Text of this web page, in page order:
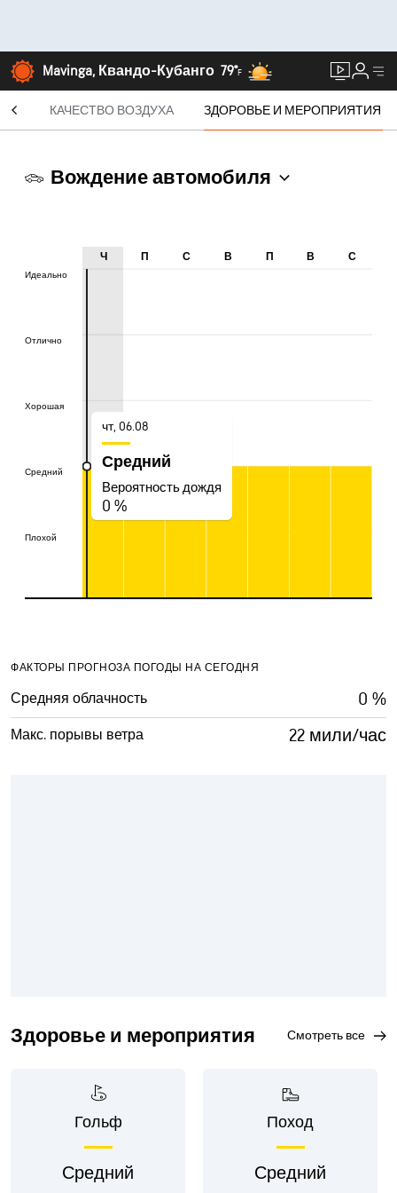
Mavinga, Квандо-Кубанго 79°F
КАЧЕСТВО ВОЗДУХА ЗДОРОВЬЕ И МЕРОПРИЯТИЯ
Вождение автомобиля
Идеально
Отлично
Хорошая
Средний
Плохой
Ч П С В П В С
Идеально
Отлично
Хорошая
Средний
Плохой
чт, 06.08
Средний
Вероятность дождя
0 %
ФАКТОРЫ ПРОГНОЗА ПОГОДЫ НА СЕГОДНЯ
Средняя облачность 0 %
Макс. порывы ветра 22 мили/час
Здоровье и мероприятия смотреть все
Гольф
Средний
Поход
Средний